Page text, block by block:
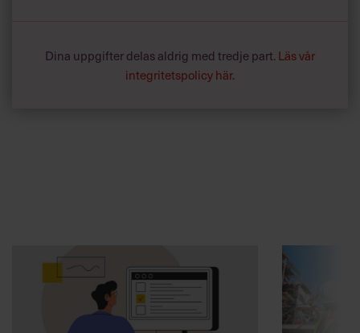
Dina uppgifter delas aldrig med tredje part. Läs vår
integritetspolicy här.